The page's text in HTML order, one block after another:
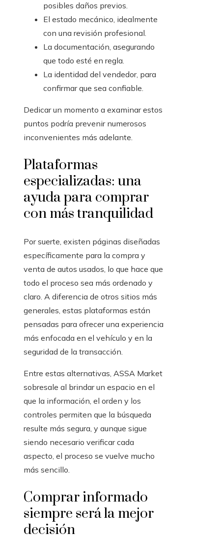
posibles daños previos.
El estado mecánico, idealmente
con una revisión profesional.
La documentación, asegurando
que todo esté en regla.
La identidad del vendedor, para
confirmar que sea confiable.
Dedicar un momento a examinar estos
puntos podría prevenir numerosos
inconvenientes más adelante.
Plataformas
especializadas: una
ayuda para comprar
con más tranquilidad
Por suerte, existen páginas diseñadas
específicamente para la compra y
venta de autos usados, lo que hace que
todo el proceso sea más ordenado y
claro. A diferencia de otros sitios más
generales, estas plataformas están
pensadas para ofrecer una experiencia
más enfocada en el vehículo y en la
seguridad de la transacción.
Entre estas alternativas, ASSA Market
sobresale al brindar un espacio en el
que la información, el orden y los
controles permiten que la búsqueda
resulte más segura, y aunque sigue
siendo necesario verificar cada
aspecto, el proceso se vuelve mucho
más sencillo.
Comprar informado
siempre será la mejor
decisión